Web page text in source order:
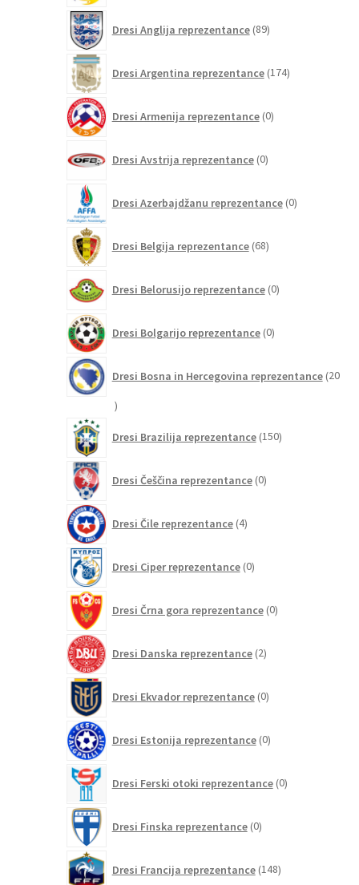
Dresi Anglija reprezentance 89izdelkov
Dresi Argentina reprezentance 174izdelkov
Dresi Armenija reprezentance 0izdelkov
Dresi Avstrija reprezentance 0izdelkov
Dresi Azerbajdžanu reprezentance 0izdelkov
Dresi Belgija reprezentance 68izdelkov
Dresi Belorusijo reprezentance 0izdelkov
Dresi Bolgarijo reprezentance 0izdelkov
Dresi Bosna in Hercegovina reprezentance 20
20
Dresi Brazilija reprezentance 150izdelkov
Dresi Češčina reprezentance 0izdelkov
Dresi Čile reprezentance 4izdelki
Dresi Ciper reprezentance 0izdelkov
Dresi Črna gora reprezentance 0izdelkov
Dresi Danska reprezentance 2izdelka
Dresi Ekvador reprezentance 0izdelkov
Dresi Estonija reprezentance 0izdelkov
Dresi Ferski otoki reprezentance 0izdelkov
Dresi Finska reprezentance 0izdelkov
Dresi Francija reprezentance 148izdelkov